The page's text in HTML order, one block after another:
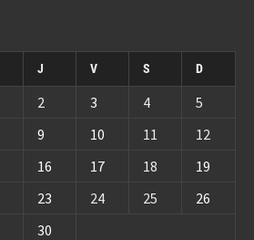
J V S D
2 3 4
5
9 10 11
12
16 17 18
19
23 24 25
26
30